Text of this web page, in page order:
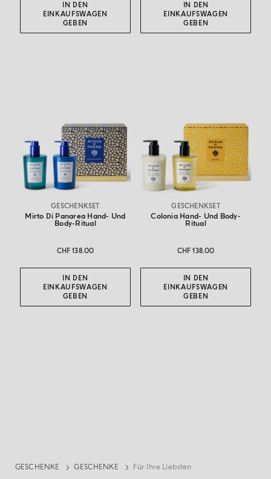
IN DEN
EINKAUFSWAGEN
GEBEN
IN DEN
EINKAUFSWAGEN
GEBEN
GESCHENKSET
Mirto Di Panarea Hand- Und
Body-Ritual
CHF 138.00
IN DEN
EINKAUFSWAGEN
GEBEN
GESCHENKSET
Colonia Hand- Und Body-
Ritual
CHF 138.00
IN DEN
EINKAUFSWAGEN
GEBEN
GESCHENKE GESCHENKE Für Ihre Liebsten